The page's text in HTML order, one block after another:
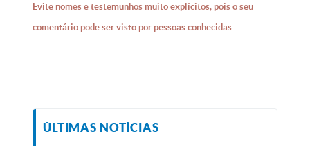
Evite nomes e testemunhos muito explícitos, pois o seu
comentário pode ser visto por pessoas conhecidas.
ÚLTIMAS NOTÍCIAS